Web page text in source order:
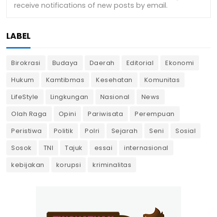
LABEL
Birokrasi Budaya Daerah Editorial
Ekonomi
Hukum
Kamtibmas Kesehatan
Komunitas
LifeStyle
Lingkungan Nasional
News
Olah Raga
Opini Pariwisata
Perempuan
Peristiwa
Politik Polri Sejarah Seni
Sosial
Sosok
TNI Tajuk essai
internasional
kebijakan
korupsi kriminalitas